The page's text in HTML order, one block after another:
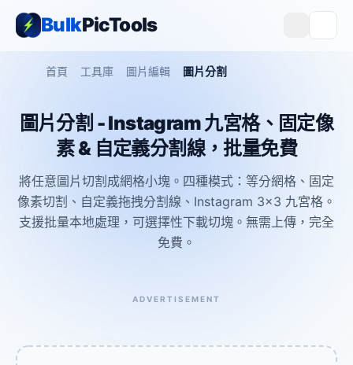
BulkPicTools
首頁 工具庫 圖片編輯 圖片分割
圖片分割 - Instagram 九宮格、固定像
素 & 自定義分割線，批量免費
將任意圖片切割成網格小塊。四種模式：等分網格、固定
像素切割、自定義拖拽分割線、Instagram 3x3 九宮格。
支援批量本地處理，可選擇性下載切塊。無需上傳，完全
免費。
ADVERTISEMENT